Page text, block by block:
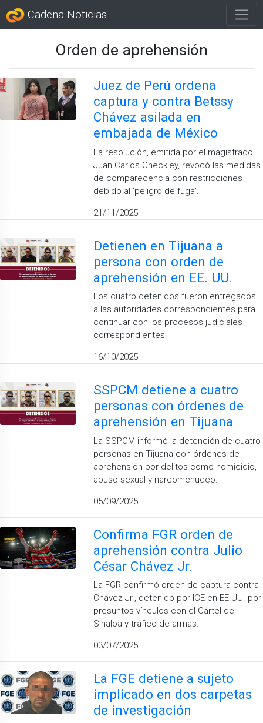
Cadena Noticias
Orden de aprehensión
Juez de Perú ordena
captura y contra Betssy
Chávez asilada en
embajada de México
La resolución, emitida por el magistrado
Juan Carlos Checkley, revocó las medidas
de comparecencia con restricciones
debido al 'peligro de fuga'.
21/11/2025
Detienen en Tijuana a
persona con orden de
aprehensión en EE. UU.
Los cuatro detenidos fueron entregados
a las autoridades correspondientes para
continuar con los procesos judiciales
correspondientes.
16/10/2025
SSPCM detiene a cuatro
personas con órdenes de
aprehensión en Tijuana
La SSPCM informó la detención de cuatro
personas en Tijuana con órdenes de
aprehensión por delitos como homicidio,
abuso sexual y narcomenudeo.
05/09/2025
Confirma FGR orden de
aprehensión contra Julio
César Chávez Jr.
La FGR confirmó orden de captura contra
Chávez Jr., detenido por ICE en EE.UU. por
presuntos vínculos con el Cártel de
Sinaloa y tráfico de armas.
03/07/2025
La FGE detiene a sujeto
implicado en dos carpetas
de investigación